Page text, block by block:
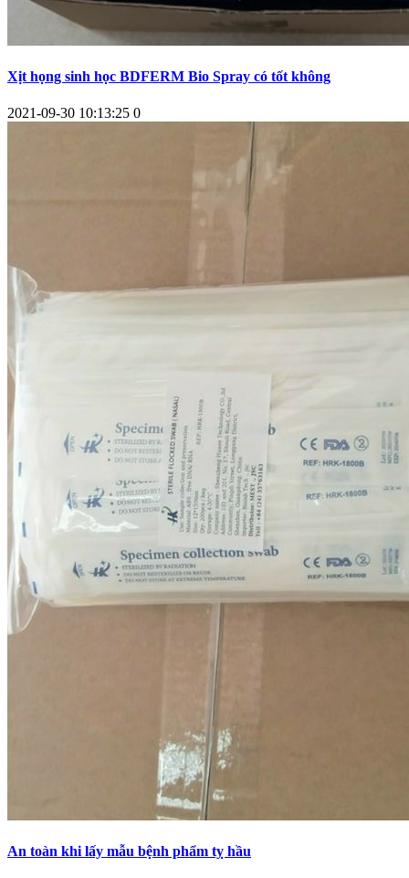
Xịt họng sinh học BDFERM Bio Spray có tốt không
2021-09-30 10:13:25 0
An toàn khi lấy mẫu bệnh phẩm tỵ hầu